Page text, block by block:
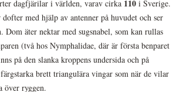
dagfjärilar i världen, varav cirka 110 i Sverige.
med hjälp av antenner på huvudet och ser
Dom äter nektar med sugsnabel, som kan rullas
(två hos Nymphalidae, där är första benparet
på den slanka kroppens undersida och på
brett triangulära vingar som när de vilar
över ryggen.